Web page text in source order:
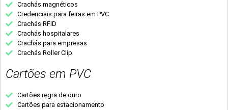
Crachás magnéticos
Credenciais para feiras em PVC
Crachás RFID
Crachás hospitalares
Crachás para empresas
Crachás Roller Clip
Cartões em PVC
Cartões regra de ouro
Cartões para estacionamento